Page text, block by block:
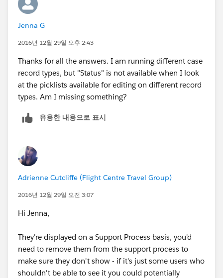
If you want to block them at individual user level, then
you do it like this
AND(
TEXT(Status) = "Closed",
CASE($User.Username,
"Username 1 here",1,
0) = 1
That should do the trick. Simply add the list of
usernames or profilenames in the same format in
either of the formulas.
Jenna G
2016년 12월 29일 오후 2:43
Thanks for all the answers. I am running different case
record types, but "Status" is not available when I look
at the picklists available for editing on different record
types. Am I missing something?
유용한 내용으로 표시
Adrienne Cutcliffe (Flight Centre Travel Group)
2016년 12월 29일 오전 3:07
Hi Jenna,
They're displayed on a Support Process basis, you'd
need to remove them from the support process to
make sure they don't show - if it's just some users who
shouldn't be able to see it you could potentially